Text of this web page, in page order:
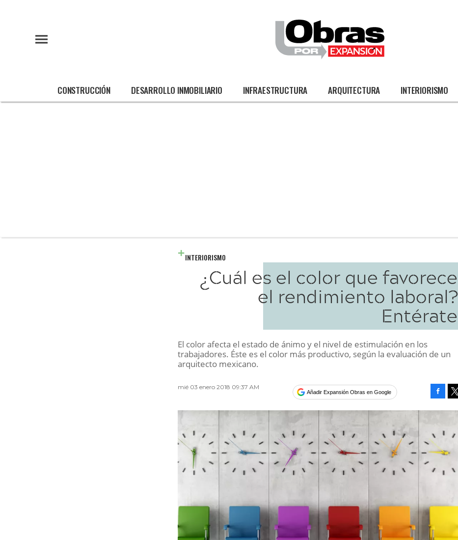
CONSTRUCCIÓN DESARROLLO INMOBILIARIO INFRAESTRUCTURA ARQUITECTURA INTERIORISMO
INTERIORISMO
¿Cuál es el color que favorece
el rendimiento laboral?
Entérate
El color afecta el estado de ánimo y el nivel de estimulación en los
trabajadores. Éste es el color más productivo, según la evaluación de un
arquitecto mexicano.
mié 03 enero 2018 09:37 AM
Añadir Expansión Obras en Google